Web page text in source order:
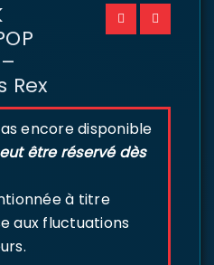
Rex
encore disponible
être réservé dès
à titre
aux fluctuations